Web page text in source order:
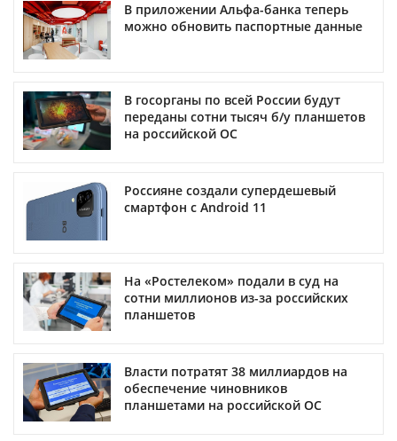
В приложении Альфа-банка теперь
можно обновить паспортные данные
В госорганы по всей России будут
переданы сотни тысяч б/у планшетов
на российской ОС
Россияне создали супердешевый
смартфон с Android 11
На «Ростелеком» подали в суд на
сотни миллионов из-за российских
планшетов
Власти потратят 38 миллиардов на
обеспечение чиновников
планшетами на российской ОС